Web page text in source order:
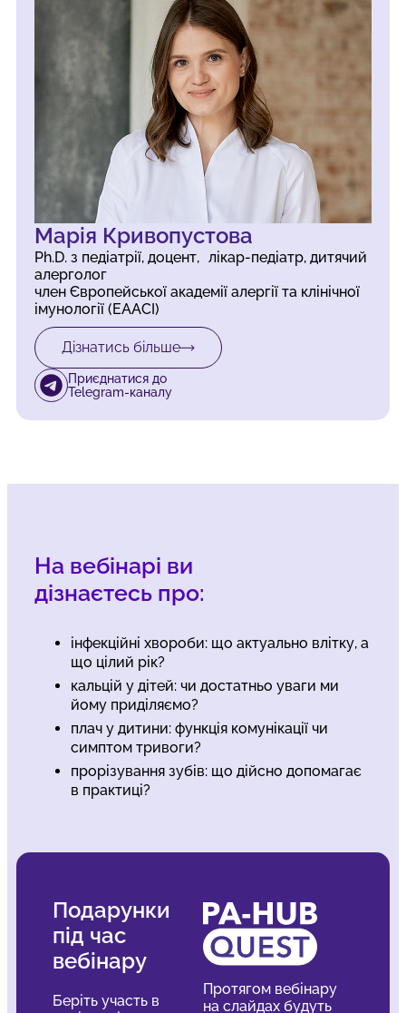
Марія Кривопустова
Ph.D. з педіатрії, доцент, лікар-педіатр, дитячий
алерголог
член Європейської академії алергії та клінічної
імунології (EAACI)
Дізнатись більше
Приєднатися до
Telegram-каналу
На вебінарі ви
дізнаєтесь про:
інфекційні хвороби: що актуально влітку, а
що цілий рік?
кальцій у дітей: чи достатньо уваги ми
йому приділяємо?
плач у дитини: функція комунікації чи
симптом тривоги?
прорізування зубів: що дійсно допомагає
в практиці?
Подарунки
під час
вебінару
Беріть участь в
Протягом вебінару
на слайдах будуть